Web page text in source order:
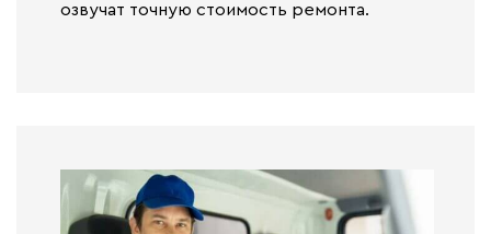
озвучат точную стоимость ремонта.